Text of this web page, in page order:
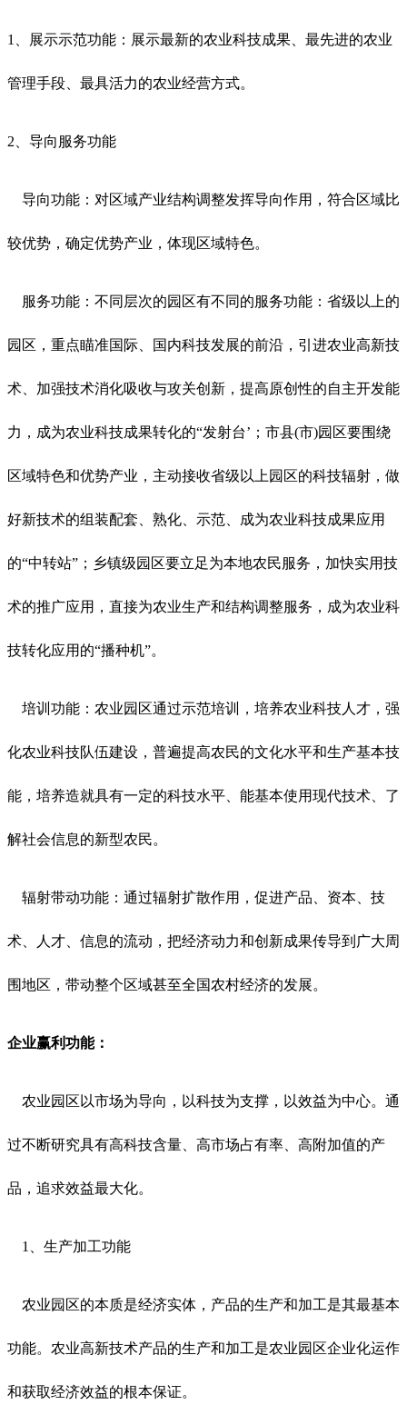
1、展示示范功能：展示最新的农业科技成果、最先进的农业
管理手段、最具活力的农业经营方式。
2、导向服务功能
导向功能：对区域产业结构调整发挥导向作用，符合区域比
较优势，确定优势产业，体现区域特色。
服务功能：不同层次的园区有不同的服务功能：省级以上的
园区，重点瞄准国际、国内科技发展的前沿，引进农业高新技
术、加强技术消化吸收与攻关创新，提高原创性的自主开发能
力，成为农业科技成果转化的“发射台’；市县(市)园区要围绕
区域特色和优势产业，主动接收省级以上园区的科技辐射，做
好新技术的组装配套、熟化、示范、成为农业科技成果应用
的“中转站”；乡镇级园区要立足为本地农民服务，加快实用技
术的推广应用，直接为农业生产和结构调整服务，成为农业科
技转化应用的“播种机”。
培训功能：农业园区通过示范培训，培养农业科技人才，强
化农业科技队伍建设，普遍提高农民的文化水平和生产基本技
能，培养造就具有一定的科技水平、能基本使用现代技术、了
解社会信息的新型农民。
辐射带动功能： 通过辐射扩散作用，促进产品、资本、技
术、人才、信息的流动，把经济动力和创新成果传导到广大周
围地区，带动整个区域甚至全国农村经济的发展。
企业赢利功能：
农业园区以市场为导向，以科技为支撑，以效益为中心。通
过不断研究具有高科技含量、高市场占有率、高附加值的产
品，追求效益最大化。
1、生产加工功能
农业园区的本质是经济实体，产品的生产和加工是其最基本
功能。农业高新技术产品的生产和加工是农业园区企业化运作
和获取经济效益的根本保证。